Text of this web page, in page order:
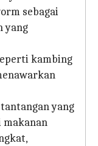
sebagai
yang
kambing
yang
makanan